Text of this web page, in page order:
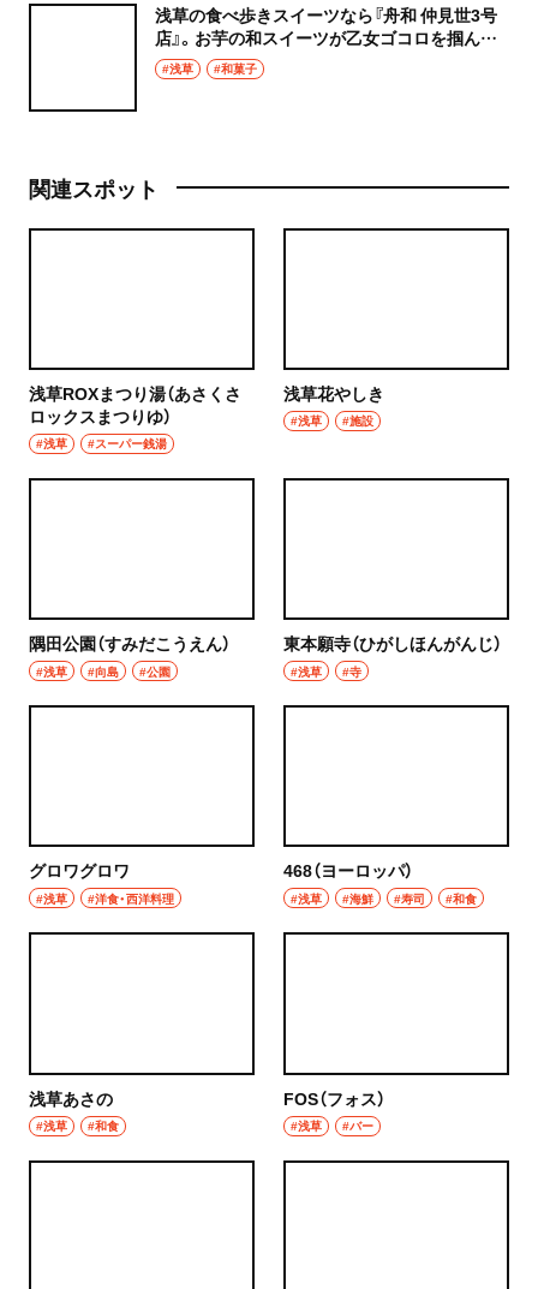
浅草の食べ歩きスイーツなら『舟和 仲見世3号
店』。お芋の和スイーツが乙女ゴコロを掴んで
離さない！
#浅草 #和菓子
関連スポット
浅草ROXまつり湯（あさくさ
ロックスまつりゆ）
#浅草 #スーパー銭湯
浅草花やしき
#浅草 #施設
隅田公園（すみだこうえん）
#浅草 #向島 #公園
東本願寺（ひがしほんがんじ）
#浅草 #寺
グロワグロワ
#浅草 #洋食・西洋料理
468（ヨーロッパ）
#浅草 #海鮮 #寿司 #和食
浅草あさの
#浅草 #和食
FOS（フォス）
#浅草 #バー